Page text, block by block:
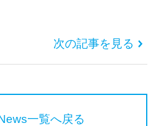
次の記事を見る
一覧へ戻る